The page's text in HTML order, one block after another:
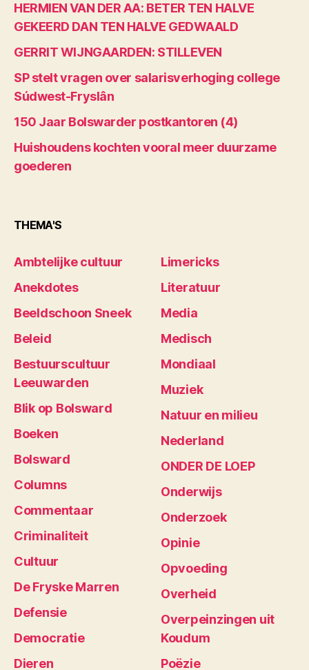
HERMIEN VAN DER AA: BETER TEN HALVE
GEKEERD DAN TEN HALVE GEDWAALD
GERRIT WIJNGAARDEN: STILLEVEN
SP stelt vragen over salarisverhoging college
Súdwest-Fryslân
150 Jaar Bolswarder postkantoren (4)
Huishoudens kochten vooral meer duurzame
goederen
THEMA'S
Ambtelijke cultuur
Anekdotes
Beeldschoon Sneek
Beleid
Bestuurscultuur
Leeuwarden
Blik op Bolsward
Boeken
Bolsward
Columns
Commentaar
Criminaliteit
Cultuur
De Fryske Marren
Defensie
Democratie
Dieren
Limericks
Literatuur
Media
Medisch
Mondiaal
Muziek
Natuur en milieu
Nederland
ONDER DE LOEP
Onderwijs
Onderzoek
Opinie
Opvoeding
Overheid
Overpeinzingen uit
Koudum
Poëzie